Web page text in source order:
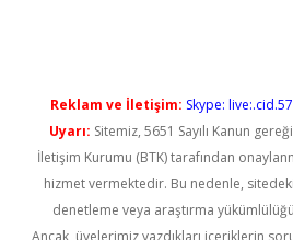
Reklam ve İletişim: Skype:
Uyarı: Sitemiz, 5651 Sayılı Kanun
İletişim Kurumu (BTK) tarafından
hizmet vermektedir. Bu nedenle,
denetleme veya araştırma
Ancak, üyelerimiz yazdıkları içeriklerin